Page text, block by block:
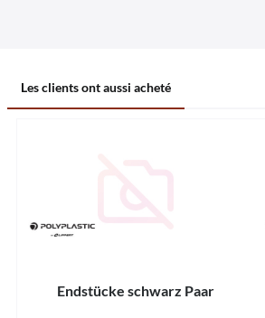
Les clients ont aussi acheté
Endstücke schwarz Paar